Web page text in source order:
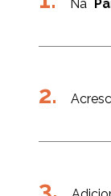
Na